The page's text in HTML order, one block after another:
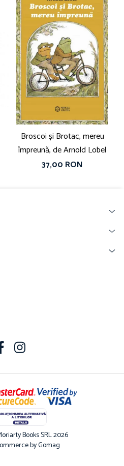
Broscoi și Brotac, mereu
împreună, de Arnold Lobel
37,00 RON
Books SRL 2026
by Gomag